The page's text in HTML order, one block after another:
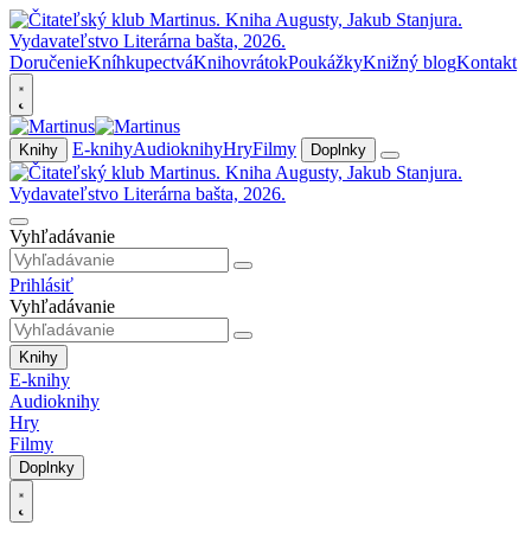
DoručenieKníhkupectváKnihovrátokPoukážkyKnižný blogKontakt
Knihy E-knihyAudioknihyHryFilmy Doplnky
Vyhľadávanie
Prihlásiť
Vyhľadávanie
Knihy
E-knihy
Audioknihy
Hry
Filmy
Doplnky